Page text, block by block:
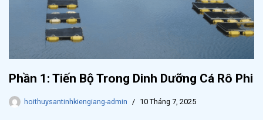
Phần 1: Tiến Bộ Trong Dinh Dưỡng Cá Rô Phi
hoithuysantinhkiengiang-admin 10 Tháng 7, 2025